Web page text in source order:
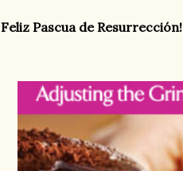
Feliz Pascua de Resurrección!